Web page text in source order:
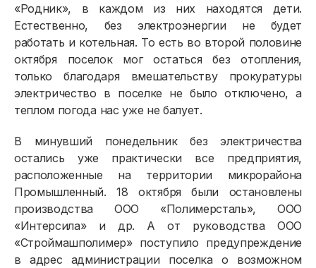
«Родник», в каждом из них находятся дети.
Естественно, без электроэнергии не будет
работать и котельная. То есть во второй половине
октября поселок мог остаться без отопления,
только благодаря вмешательству прокуратуры
электричество в поселке не было отключено, а
теплом погода нас уже не балует.
В минувший понедельник без электричества
остались уже практически все предприятия,
расположенные на территории микрорайона
Промышленный. 18 октября были остановлены
производства ООО «Полимерсталь», ООО
«Интерсила» и др. А от руководства ООО
«Строймашполимер» поступило предупреждение
в адрес администрации поселка о возможном